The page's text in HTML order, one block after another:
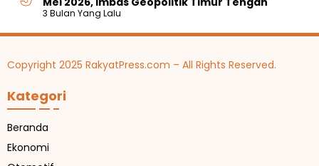
3 Bulan Yang Lalu
Copyright 2025 RakyatPress.com – All Rights Reserved.
Kategori
Beranda
Ekonomi